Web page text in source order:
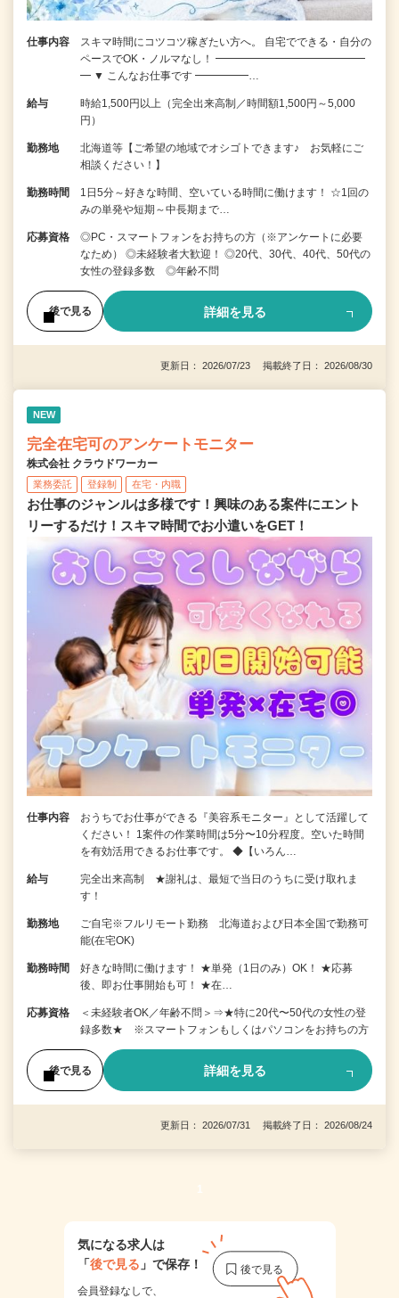
仕事内容
スキマ時間にコツコツ稼ぎたい方へ。 自宅でできる・自分の
ペースでOK・ノルマなし！ ━━━━━━━━━━━━━━
━ ▼ こんなお仕事です ━━━━━…
給与
時給1,500円以上（完全出来高制／時間額1,500円～5,000
円）
勤務地
北海道等【ご希望の地域でオシゴトできます♪ お気軽にご
相談ください！】
勤務時間
1日5分～好きな時間、空いている時間に働けます！ ☆1回の
みの単発や短期～中長期まで…
応募資格
◎PC・スマートフォンをお持ちの方（※アンケートに必要
なため） ◎未経験者大歓迎！ ◎20代、30代、40代、50代の
女性の登録多数 ◎年齢不問
後で見る 詳細を見る
更新日： 2026/07/23 掲載終了日： 2026/08/30
NEW
完全在宅可のアンケートモニター
株式会社 クラウドワーカー
業務委託 登録制 在宅・内職
お仕事のジャンルは多様です！興味のある案件にエント
リーするだけ！スキマ時間でお小遣いをGET！
仕事内容
おうちでお仕事ができる『美容系モニター』として活躍して
ください！ 1案件の作業時間は5分〜10分程度。空いた時間
を有効活用できるお仕事です。 ◆【いろん…
給与
完全出来高制 ★謝礼は、最短で当日のうちに受け取れま
す！
勤務地
ご自宅※フルリモート勤務 北海道および日本全国で勤務可
能(在宅OK)
勤務時間
好きな時間に働けます！ ★単発（1日のみ）OK！ ★応募
後、即お仕事開始も可！ ★在…
応募資格
＜未経験者OK／年齢不問＞⇒★特に20代〜50代の女性の登
録多数★ ※スマートフォンもしくはパソコンをお持ちの方
後で見る 詳細を見る
更新日： 2026/07/31 掲載終了日： 2026/08/24
1
気になる求人は
「後で見る 」で保存！
会員登録なしで、